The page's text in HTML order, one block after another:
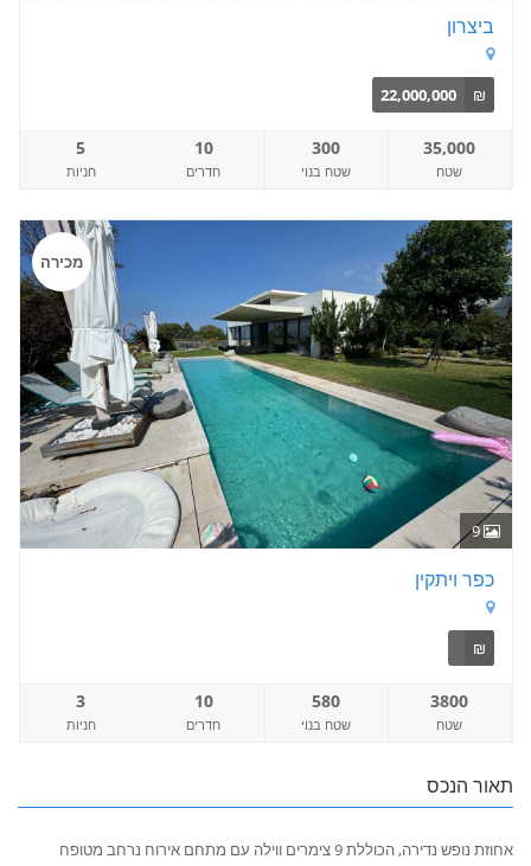
ביצרון
₪
22,000,000
35,000
שטח
300
שטח בנוי
10
חדרים
5
חניות
9
מכירה
כפר ויתקין
₪
3800
שטח
580
שטח בנוי
10
חדרים
3
חניות
תאור הנכס
אחוזת נופש נדירה, הכוללת 9 צימרים ווילה עם מתחם אירוח נרחב מטופח